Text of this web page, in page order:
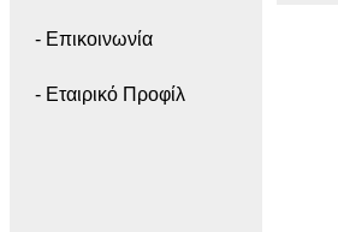
- Επικοινωνία
- Εταιρικό Προφίλ